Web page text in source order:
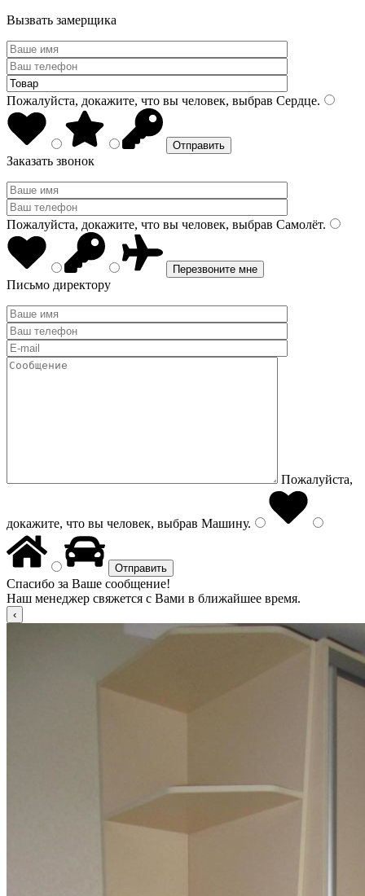
Вызвать замерщика
Пожалуйста, докажите, что вы человек, выбрав Сердце.
Заказать звонок
Пожалуйста, докажите, что вы человек, выбрав Самолёт.
Письмо директору
Пожалуйста,
докажите, что вы человек, выбрав Машину.
Спасибо за Ваше сообщение!
Наш менеджер свяжется с Вами в ближайшее время.